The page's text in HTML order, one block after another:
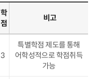
학
점
비고
3
특별학점 제도를 통해
어학성적으로 학점취득
가능